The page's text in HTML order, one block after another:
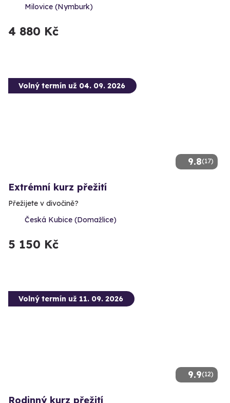
Milovice (Nymburk)
4 880 Kč
9.8(17)
Volný termín už 04. 09. 2026
Extrémní kurz přežití
Přežijete v divočině?
Česká Kubice (Domažlice)
5 150 Kč
9.9(12)
Volný termín už 11. 09. 2026
Rodinný kurz přežití